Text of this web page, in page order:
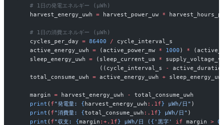
    # 1日の発電エネルギー (µWh)
    harvest_energy_uwh
= harvest_power_uw *
    # 1日の消費エネルギー (µWh)
    cycles_per_day
= 86400 / cycle_interval_s
    active_energy_uwh
= (active_power_mw * 1000 ) *
    sleep_energy_uwh
= (sleep_current_ua *
                        ((cycle_interval_s
-
    total_consume_uwh
= active_energy_uwh +
    margin
= harvest_energy_uwh -
total_consume_uwh
    print
( f"発電量: { harvest_energy_uwh :.1f} µWh/日" )
    print
( f"消費量: {total_consume_uwh :.1f} µWh/日" )
    print
( f"収支: {margin :+.1f} µWh/日 ( { '黒字' if margin > 0